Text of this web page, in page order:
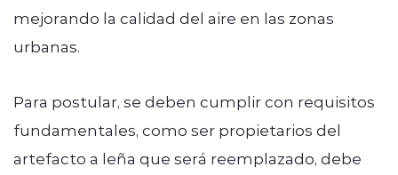
mejorando la calidad del aire en las zonas
urbanas.
Para postular, se deben cumplir con requisitos
fundamentales, como ser propietarios del
artefacto a leña que será reemplazado, debe